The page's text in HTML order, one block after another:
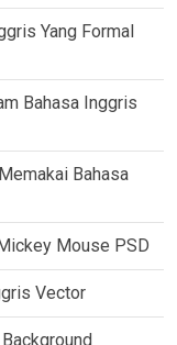
Yang Formal
Bahasa Inggris
Bahasa
Mouse PSD
Vector